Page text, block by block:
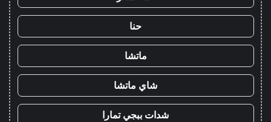
حنا
ماتشا
شاي ماتشا
شدات ببجي تمارا